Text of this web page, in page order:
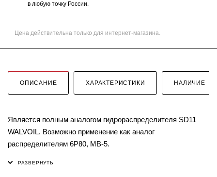
в любую точку России.
Цена действительна только для интернет-магазина.
ОПИСАНИЕ ХАРАКТЕРИСТИКИ НАЛИЧИЕ
Является полным аналогом гидрораспределителя SD11
WALVOIL. Возможно применение как аналог
распределителям 6P80, MB-5.